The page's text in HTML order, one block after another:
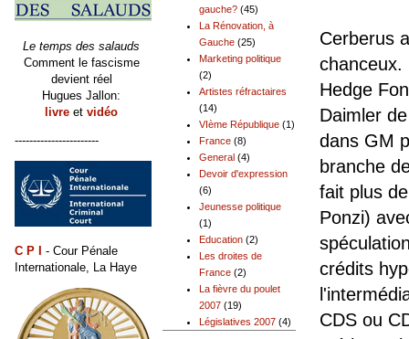
Cerberus
chanceux.
Hedge
Daimler
dans GM
branche
fait plus
Ponzi)
crédits
CDS ou
gauche? (45)
La Rénovation, à
Gauche (25)
Marketing politique
(2)
Artistes réfractaires
(14)
VIème République (1)
France (8)
General (4)
Devoir d'expression
(6)
Jeunesse politique
(1)
Education (2)
Les droites de
France (2)
La fièvre du poulet
2007 (19)
Législatives 2007 (4)
Le temps des salauds
Comment le fascisme
devient réel
Hugues Jallon:
livre et vidéo
-----------------------
C P I
- Cour Pénale
Internationale, La Haye